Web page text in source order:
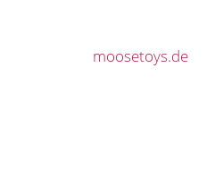
moosetoys.de